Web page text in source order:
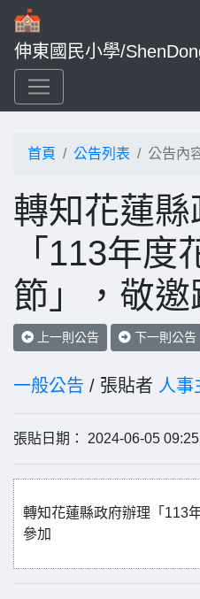
伸東國民小學/
首頁 公告列表 公告內
轉知花蓮
「113年度
節」，敬邀
上一則公告 下一則公告
一般公告 / 張貼者 人事
張貼日期： 2024-06-05
轉知花蓮縣政府辦理「113
參加